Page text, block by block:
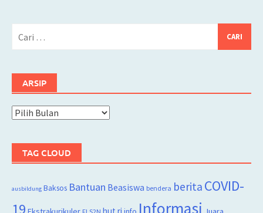
ARSIP
Arsip
TAG CLOUD
ausbildung Baksos Bantuan Beasiswa bendera berita COVID-
19
Informasi